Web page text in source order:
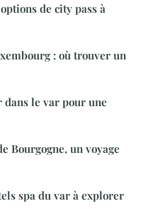
de city pass à
: où trouver un
dans le var pour une
Bourgogne, un voyage
spa du var à explorer